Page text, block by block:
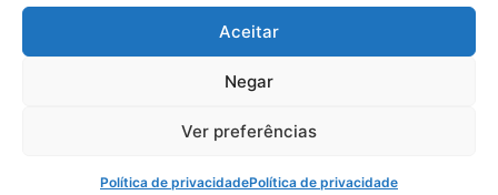
Aceitar
Negar
Ver preferências
Política de privacidadePolítica de privacidade
© Todos os direitos reservados – Hospital da
Doe Agora